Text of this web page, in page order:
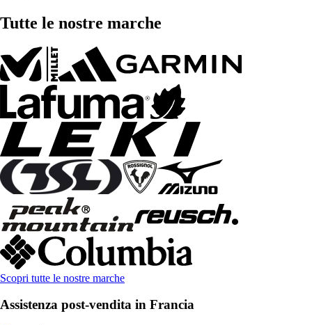
Tutte le nostre marche
Scopri tutte le nostre marche
Assistenza post-vendita in Francia